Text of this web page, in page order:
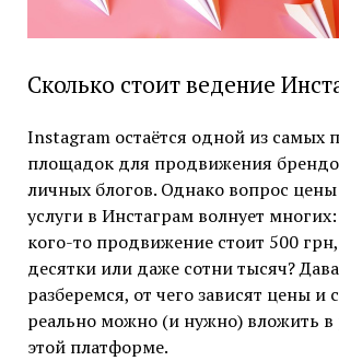
Сколько стоит ведение
Instagram остаётся одной из самых
площадок для продвижения
личных блогов. Однако вопрос
услуги в Инстаграм волнует
кого-то продвижение стоит 500
десятки или даже сотни тысяч?
разберемся, от чего зависят цены и
реально можно (и нужно) вложить в
этой платформе.